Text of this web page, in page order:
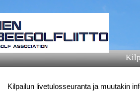
Kilpailun livetulosseuranta ja muutakin